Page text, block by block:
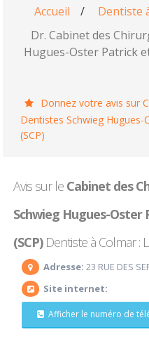
Accueil / Dentiste
Dr. Cabinet des
Hugues-Oster Patrick
Donnez votre avis sur
Dentistes Schwieg
(SCP)
Avis sur le Cabinet des
Schwieg Hugues-
(SCP)Dentiste à Colmar :
Adresse: 23 RUE DES
Site internet:
Afficher le numéro de